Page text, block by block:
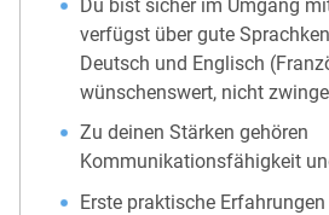
Du bist sicher im Umgang
verfügst über gute
Deutsch und Englisch
wünschenswert, nicht
Zu deinen Stärken gehören
Kommunikationsfähigkeit
Erste praktische